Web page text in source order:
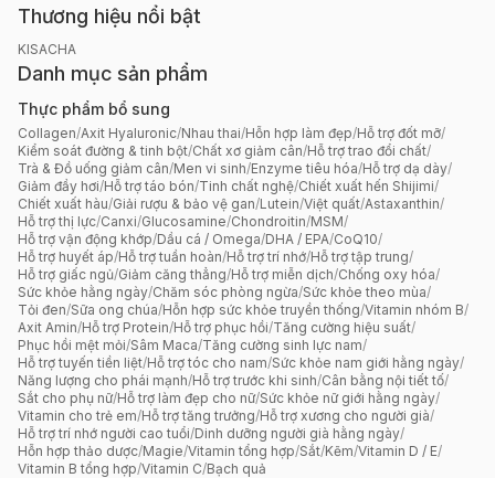
Thương hiệu nổi bật
KISACHA
Danh mục sản phẩm
Thực phẩm bổ sung
Collagen/Axit Hyaluronic/Nhau thai/Hỗn hợp làm đẹp/Hỗ trợ đốt mỡ/
Kiểm soát đường & tinh bột/Chất xơ giảm cân/Hỗ trợ trao đổi chất/
Trà & Đồ uống giảm cân/Men vi sinh/Enzyme tiêu hóa/Hỗ trợ dạ dày/
Giảm đầy hơi/Hỗ trợ táo bón/Tinh chất nghệ/Chiết xuất hến Shijimi/
Chiết xuất hàu/Giải rượu & bảo vệ gan/Lutein/Việt quất/Astaxanthin/
Hỗ trợ thị lực/Canxi/Glucosamine/Chondroitin/MSM/
Hỗ trợ vận động khớp/Dầu cá / Omega/DHA / EPA/CoQ10/
Hỗ trợ huyết áp/Hỗ trợ tuần hoàn/Hỗ trợ trí nhớ/Hỗ trợ tập trung/
Hỗ trợ giấc ngủ/Giảm căng thẳng/Hỗ trợ miễn dịch/Chống oxy hóa/
Sức khỏe hằng ngày/Chăm sóc phòng ngừa/Sức khỏe theo mùa/
Tỏi đen/Sữa ong chúa/Hỗn hợp sức khỏe truyền thống/Vitamin nhóm B/
Axit Amin/Hỗ trợ Protein/Hỗ trợ phục hồi/Tăng cường hiệu suất/
Phục hồi mệt mỏi/Sâm Maca/Tăng cường sinh lực nam/
Hỗ trợ tuyến tiền liệt/Hỗ trợ tóc cho nam/Sức khỏe nam giới hằng ngày/
Năng lượng cho phái mạnh/Hỗ trợ trước khi sinh/Cân bằng nội tiết tố/
Sắt cho phụ nữ/Hỗ trợ làm đẹp cho nữ/Sức khỏe nữ giới hằng ngày/
Vitamin cho trẻ em/Hỗ trợ tăng trưởng/Hỗ trợ xương cho người già/
Hỗ trợ trí nhớ người cao tuổi/Dinh dưỡng người già hằng ngày/
Hỗn hợp thảo dược/Magie/Vitamin tổng hợp/Sắt/Kẽm/Vitamin D / E/
Vitamin B tổng hợp/Vitamin C/Bạch quả